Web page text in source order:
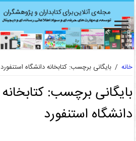
خانه / بایگانی برچسب: کتابخانه دانشگاه استنفورد
بایگانی برچسب: کتابخانه
دانشگاه استنفورد